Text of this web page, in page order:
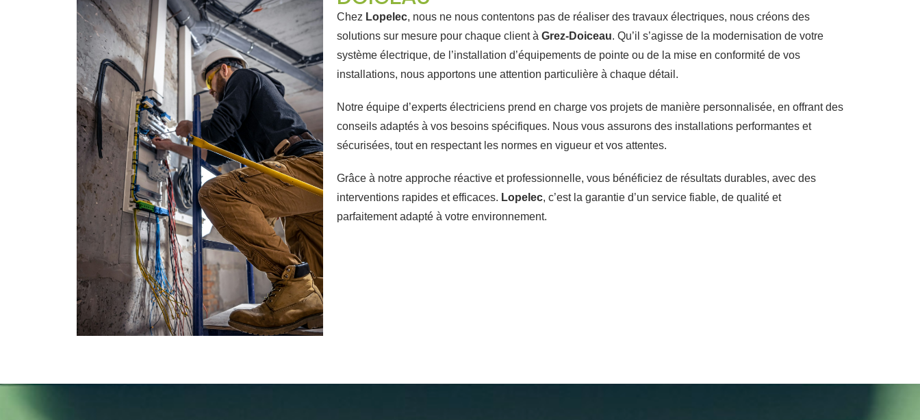
Chez Lopelec, nous ne nous contentons pas de réaliser des travaux électriques, nous créons des
solutions sur mesure pour chaque client à Grez-Doiceau. Qu’il s’agisse de la modernisation de votre
système électrique, de l’installation d’équipements de pointe ou de la mise en conformité de vos
installations, nous apportons une attention particulière à chaque détail.
Notre équipe d’experts électriciens prend en charge vos projets de manière personnalisée, en offrant des
conseils adaptés à vos besoins spécifiques. Nous vous assurons des installations performantes et
sécurisées, tout en respectant les normes en vigueur et vos attentes.
Grâce à notre approche réactive et professionnelle, vous bénéficiez de résultats durables, avec des
interventions rapides et efficaces. Lopelec, c’est la garantie d’un service fiable, de qualité et
parfaitement adapté à votre environnement.